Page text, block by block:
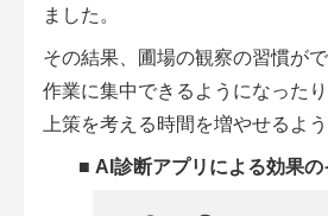
ました。
その結果、圃場の観察の習慣が
作業に集中できるようになった
上策を考える時間を増やせるよ
■ AI診断アプリによる効果